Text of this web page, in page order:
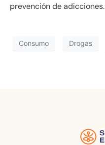
prevención de adicciones.
Consumo Drogas